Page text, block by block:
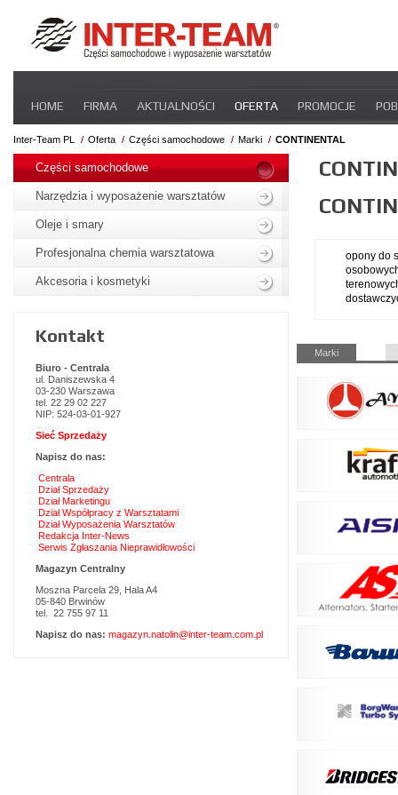
nawigacje
HOME FIRMA AKTUALNOŚCI OFERTA PROMOCJE
STREFA DLA PRZEWOŹNIKA CERTYFIKATY INTER-NEWS
Inter-Team PL Oferta Części samochodowe Marki CONTINENTAL
opony do
Pomiń
nawigacje
Marki
Pomiń
nawigacje
Części samochodowe
Narzędzia i wyposażenie warsztatów
Oleje i smary
Profesjonalna chemia warsztatowa
Akcesoria i kosmetyki
Kontakt
Biuro - Centrala
ul. Daniszewska 4
03-230 Warszawa
tel. 22 29 02 227
NIP: 524-03-01-927
Sieć Sprzedaży
Napisz do nas:
Centrala
Dział Sprzedaży
Dział Marketingu
Dział Współpracy z Warsztatami
Dział Wyposażenia Warsztatów
Redakcja Inter-News
Serwis Zgłaszania Nieprawidłowości
Magazyn Centralny
Moszna Parcela 29, Hala A4
05-840 Brwinów
tel. 22 755 97 11
Napisz do nas: magazyn.natolin@inter-team.com.pl